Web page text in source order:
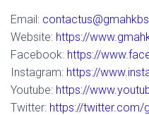
Email:
Website: https://
Facebook: https://
Instagram: https://
Youtube: https://
Twitter: https://twitter.com/